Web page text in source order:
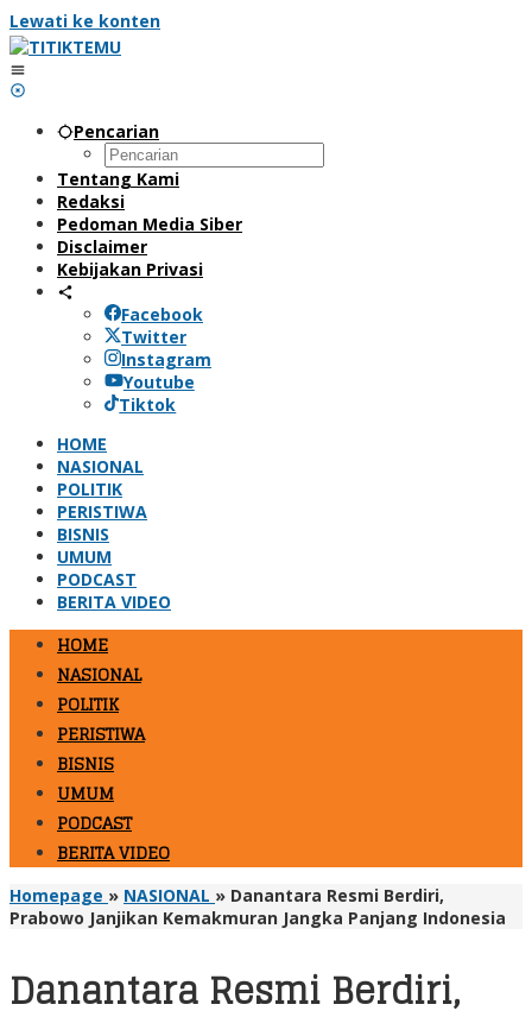
Lewati ke konten
Pencarian
Tentang Kami
Redaksi
Pedoman Media Siber
Disclaimer
Kebijakan Privasi
Facebook
Twitter
Instagram
Youtube
Tiktok
HOME
NASIONAL
POLITIK
PERISTIWA
BISNIS
UMUM
PODCAST
BERITA VIDEO
HOME
NASIONAL
POLITIK
PERISTIWA
BISNIS
UMUM
PODCAST
BERITA VIDEO
Homepage » NASIONAL » Danantara Resmi Berdiri,
Prabowo Janjikan Kemakmuran Jangka Panjang Indonesia
Danantara Resmi Berdiri,